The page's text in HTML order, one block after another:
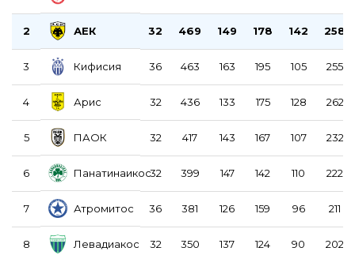
2 АЕК 32 469 149 178 142 258
3 Кифисия 36 463 163 195 105 255
4 Арис 32 436 133 175 128 262
5 ПАОК 32 417 143 167 107 232
6 Панатинаикос32 399 147 142 110 222
7 Атромитос 36 381 126 159 96 211
8 Левадиакос 32 350 137 124 90 202